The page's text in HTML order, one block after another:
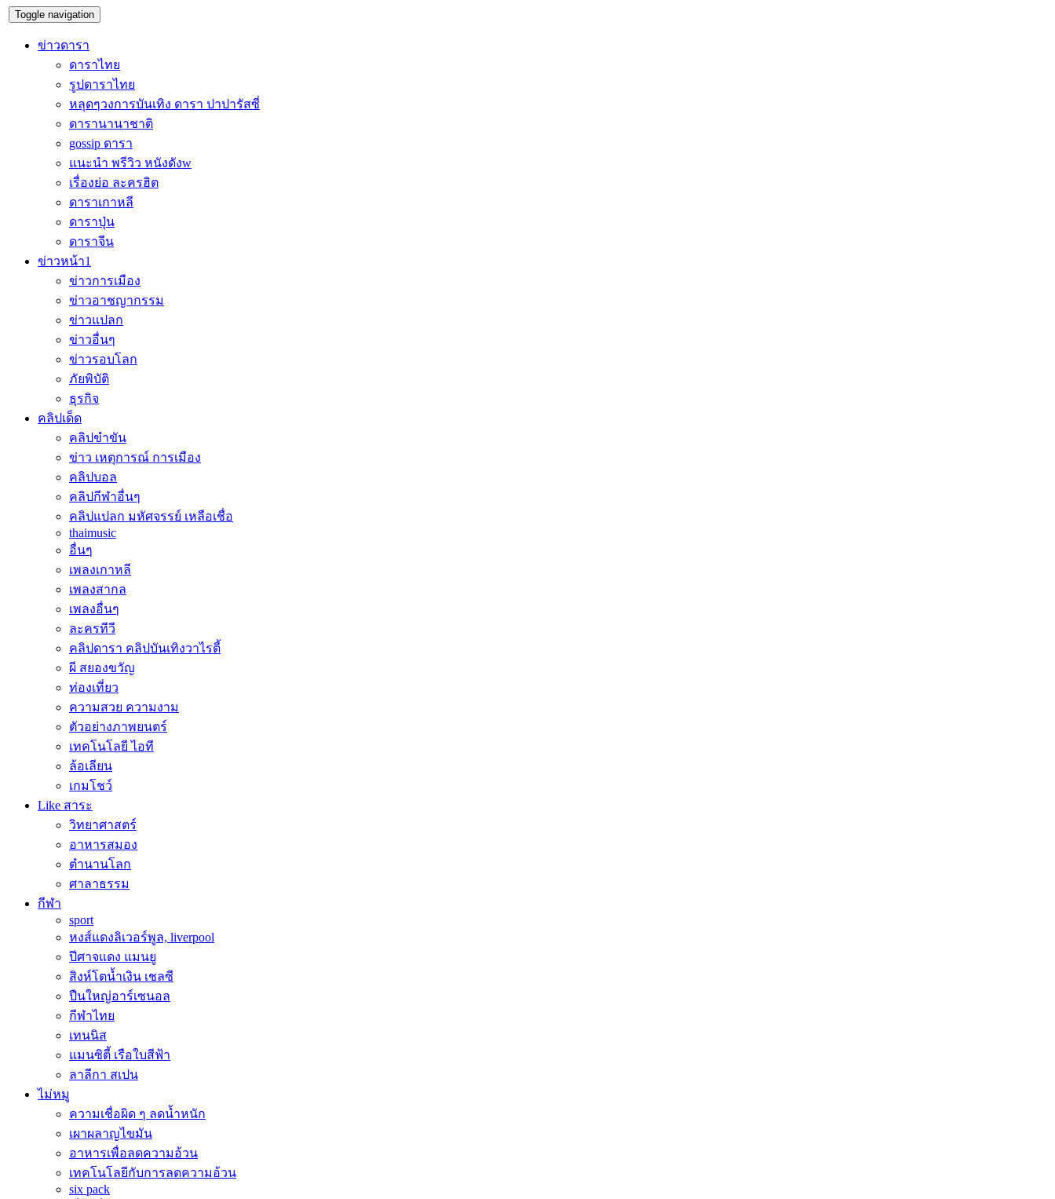
Toggle navigation
ข่าวดารา
ดาราไทย
รูปดาราไทย
หลุดๆวงการบันเทิง ดารา ปาปารัสซี่
ดารานานาชาติ
gossip ดารา
แนะนำ พรีวิว หนังดังw
เรื่องย่อ ละครฮิต
ดาราเกาหลี
ดาราปุ่น
ดาราจีน
ข่าวหน้า1
ข่าวการเมือง
ข่าวอาชญากรรม
ข่าวแปลก
ข่าวอื่นๆ
ข่าวรอบโลก
ภัยพิบัติ
ธุรกิจ
คลิปเด็ด
คลิปขำขัน
ข่าว เหตุการณ์ การเมือง
คลิปบอล
คลิปกีฬาอื่นๆ
คลิปแปลก มหัศจรรย์ เหลือเชื่อ
thaimusic
อื่นๆ
เพลงเกาหลี
เพลงสากล
เพลงอื่นๆ
ละครทีวี
คลิปดารา คลิปบันเทิงวาไรตี้
ผี สยองขวัญ
ท่องเที่ยว
ความสวย ความงาม
ตัวอย่างภาพยนตร์
เทคโนโลยี ไอที
ล้อเลียน
เกมโชว์
Like สาระ
วิทยาศาสตร์
อาหารสมอง
ตำนานโลก
ศาลาธรรม
กีฬา
sport
หงส์แดงลิเวอร์พูล, liverpool
ปีศาจแดง แมนยู
สิงห์โตน้ำเงิน เชลซี
ปืนใหญ่อาร์เซนอล
กีฬาไทย
เทนนิส
แมนซิตี้ เรือใบสีฟ้า
ลาลีกา สเปน
ไม่หมู
ความเชื่อผิด ๆ ลดน้ำหนัก
เผาผลาญไขมัน
อาหารเพื่อลดความอ้วน
เทคโนโลยีกับการลดความอ้วน
six pack